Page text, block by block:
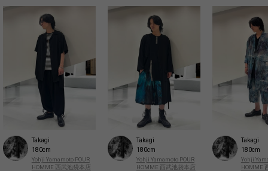
Takagi
180cm
Yohji Yamamoto POUR
HOMME 西武池袋本店
Takagi
180cm
Yohji Yamamoto POUR
HOMME 西武池袋本店
Takagi
180cm
Yohji
HOMME